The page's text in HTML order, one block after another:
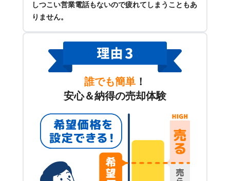
しつこい営業電話もないので疲れてしまうこともあ
りません。
誰でも簡単 ！
安心＆納得の売却体験